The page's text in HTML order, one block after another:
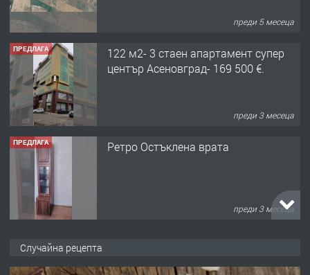
преди 5 месеца
ПРЕДЛАГА
122 м2- 3 стаен апартамент супер
център Асеновград- 169 500 €.
преди 3 месеца
ПРЕДЛАГА Ретро Остъклена врата
преди 3 месеца
Случайна рецепта